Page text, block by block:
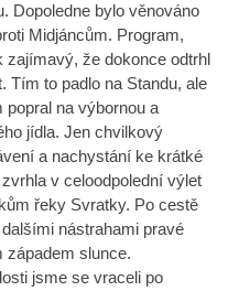
Dopoledne bylo věnováno
Midjáncům. Program,
zajímavý, že dokonce odtrhl
Tím to padlo na Standu, ale
na výbornou a
jídla. Jen chvilkový
a nachystání ke krátké
v celoodpolední výlet
řeky Svratky. Po cestě
nástrahami pravé
západem slunce.
jsme se vraceli po